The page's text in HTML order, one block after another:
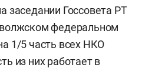
заседании Госсовета РТ
федеральном
1/5 часть всех НКО
из них работает в